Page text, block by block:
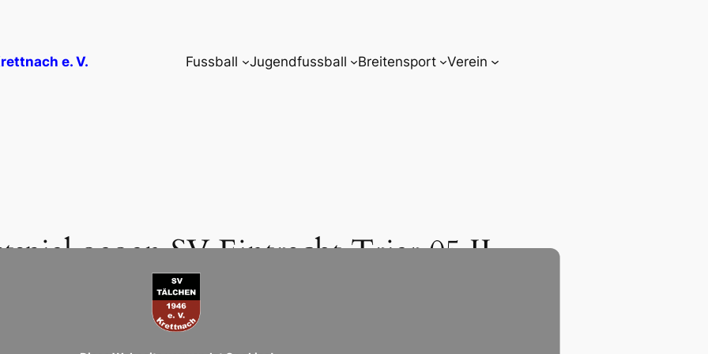
e. V. Fussball Jugendfussball Breitensport Verein
gegen SV Eintracht Trier 05 II
1. Mannschaft